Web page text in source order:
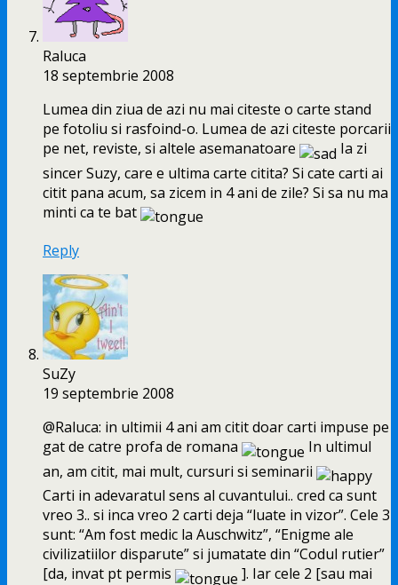
Raluca
18 septembrie 2008
Lumea din ziua de azi nu mai citeste o carte stand
pe fotoliu si rasfoind-o. Lumea de azi citeste porcarii
pe net, reviste, si altele asemanatoare
Ia zi
sincer Suzy, care e ultima carte citita? Si cate carti ai
citit pana acum, sa zicem in 4 ani de zile? Si sa nu ma
minti ca te bat
Reply
SuZy
19 septembrie 2008
@Raluca: in ultimii 4 ani am citit doar carti impuse pe
gat de catre profa de romana
In ultimul
an, am citit, mai mult, cursuri si seminarii
Carti in adevaratul sens al cuvantului.. cred ca sunt
vreo 3.. si inca vreo 2 carti deja “luate in vizor”. Cele 3
sunt: “Am fost medic la Auschwitz”, “Enigme ale
civilizatiilor disparute” si jumatate din “Codul rutier”
[da, invat pt permis
]. Iar cele 2 [sau mai